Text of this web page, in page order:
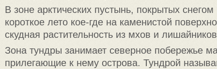
В зоне арктических пустынь, покрытых
короткое лето кое-где на каменистой
скудная растительность из мхов и
Зона тундры занимает северное побережье
прилегающие к нему острова. Тундрой